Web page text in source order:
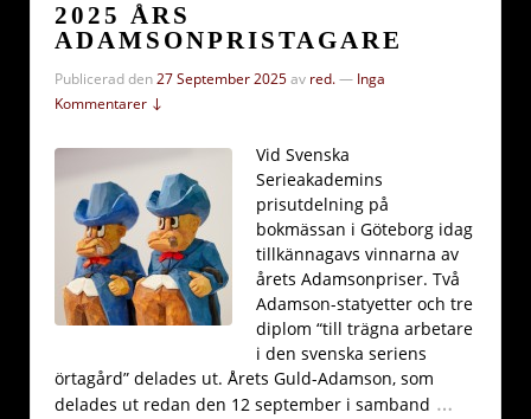
2025 ÅRS
ADAMSONPRISTAGARE
Publicerad den27 September 2025av red.— Inga
Kommentarer ↓
Vid Svenska
Serieakademins
prisutdelning på
bokmässan i Göteborg idag
tillkännagavs vinnarna av
årets Adamsonpriser. Två
Adamson-statyetter och tre
diplom “till trägna arbetare
i den svenska seriens
örtagård” delades ut. Årets Guld-Adamson, som
delades ut redan den 12 september i samband …